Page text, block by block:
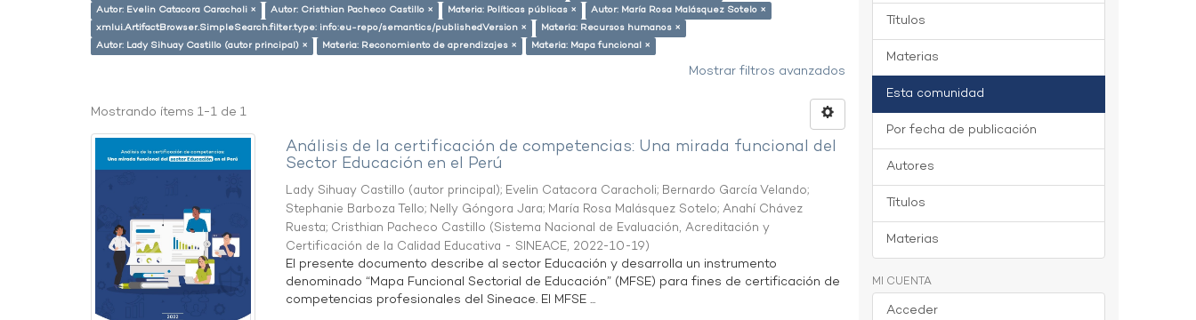
Autor: Evelin Catacora Caracholi ×
Autor: Cristhian Pacheco Castillo × Materia: Políticas públicas ×
Autor: María Rosa Malásquez Sotelo ×
xmlui.ArtifactBrowser.SimpleSearch.filter.type: info:eu-repo/semantics/publishedVersion ×
Materia: Recursos humanos ×
Autor: Lady Sihuay Castillo (autor principal) ×
Materia: Reconomiento de aprendizajes × Materia: Mapa funcional ×
Mostrar filtros avanzados
Mostrando ítems 1-1 de 1
Análisis de la certificación de competencias: Una mirada funcional del
Sector Educación en el Perú
Lady Sihuay Castillo (autor principal); Evelin Catacora Caracholi; Bernardo García Velando;
Stephanie Barboza Tello; Nelly Góngora Jara; María Rosa Malásquez Sotelo;Anahí Chávez
Ruesta; Cristhian Pacheco Castillo (Sistema Nacional de Evaluación, Acreditación y
Certificación de la Calidad Educativa - SINEACE, 2022-10-19)
El presente documento describe al sector Educación y desarrolla un instrumento
denominado “Mapa Funcional Sectorial de Educación” (MFSE) para fines de certificación de
competencias profesionales del Sineace. El MFSE ...
Títulos
Materias
Esta comunidad
Por fecha de publicación
Autores
Títulos
Materias
MI CUENTA
Acceder